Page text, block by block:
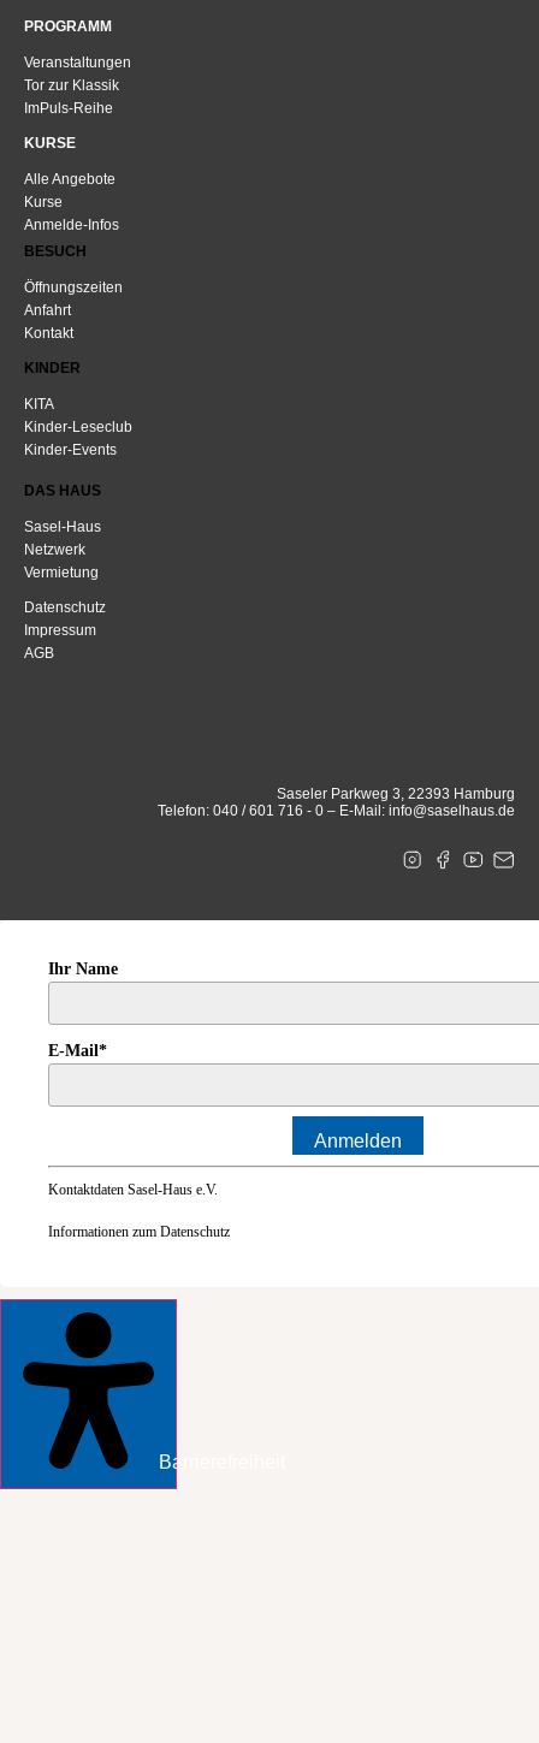
PROGRAMM
Veranstaltungen
Tor zur Klassik
ImPuls-Reihe
KURSE
Alle Angebote
Kurse
Anmelde-Infos
BESUCH
Öffnungszeiten
Anfahrt
Kontakt
KINDER
KITA
Kinder-Leseclub
Kinder-Events
DAS HAUS
Sasel-Haus
Netzwerk
Vermietung
Datenschutz
Impressum
AGB
Saseler Parkweg 3, 22393 Hamburg
Telefon: 040 / 601 716 - 0 – E-Mail: info@saselhaus.de
Ihr Name
E-Mail*
Anmelden
Kontaktdaten Sasel-Haus e.V.
Informationen zum Datenschutz
Barrierefreiheit